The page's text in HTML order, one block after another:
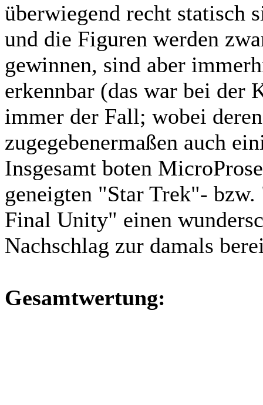
überwiegend recht statisch
und die Figuren werden
gewinnen, sind aber
erkennbar (das war bei der
immer der Fall; wobei
zugegebenermaßen auch
Insgesamt boten
geneigten "Star Trek"-
Final Unity" einen
Nachschlag zur damals
Gesamtwertung: